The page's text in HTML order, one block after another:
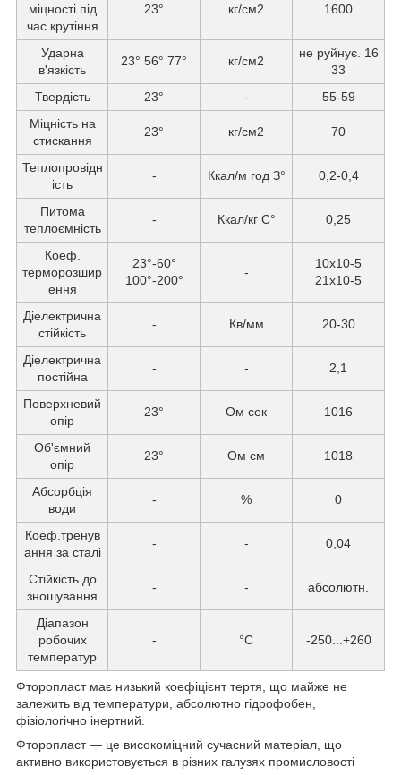
міцності під
час крутіння
23° кг/см2 1600
Ударна
в'язкість
23° 56° 77° кг/см2
не руйнує. 16
33
Твердість
23° -
55-59
Міцність на
стискання
23° кг/см2 70
Теплопровідн
ість
- Ккал/м год З° 0,2-0,4
Питома
теплоємність
- Ккал/кг С° 0,25
Коеф.
терморозшир
ення
23°-60°
100°-200°
-
10х10-5
21х10-5
Діелектрична
стійкість
- Кв/мм 20-30
Діелектрична
постійна
- - 2,1
Поверхневий
опір
23° Ом сек 1016
Об'ємний
опір
23° Ом см 1018
Абсорбція
води
- % 0
Коеф.тренув
ання за сталі
- - 0,04
Стійкість до
зношування
- - абсолютн.
Діапазон
робочих
температур
- °C -250...+260
Фторопласт має низький коефіцієнт тертя, що майже не
залежить від температури, абсолютно гідрофобен,
фізіологічно інертний.
Фторопласт — це високоміцний сучасний матеріал, що
активно використовується в різних галузях промисловості